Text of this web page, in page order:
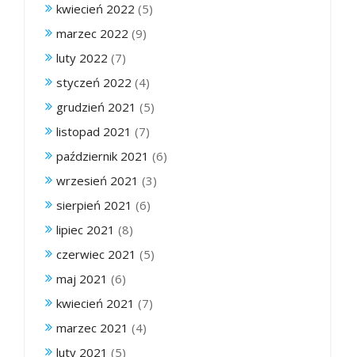
kwiecień 2022 (5)
marzec 2022 (9)
luty 2022 (7)
styczeń 2022 (4)
grudzień 2021 (5)
listopad 2021 (7)
październik 2021 (6)
wrzesień 2021 (3)
sierpień 2021 (6)
lipiec 2021 (8)
czerwiec 2021 (5)
maj 2021 (6)
kwiecień 2021 (7)
marzec 2021 (4)
luty 2021 (5)